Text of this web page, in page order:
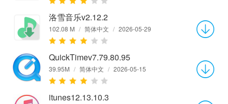
洛雪音乐v2.12.2
102.08 M / 简体中文 / 2026-05-29
QuickTimev7.79.80.95
39.95M / 简体中文 / 2026-05-15
itunes12.13.10.3